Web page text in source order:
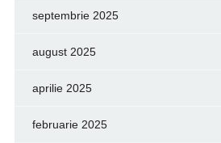
septembrie 2025
august 2025
aprilie 2025
februarie 2025